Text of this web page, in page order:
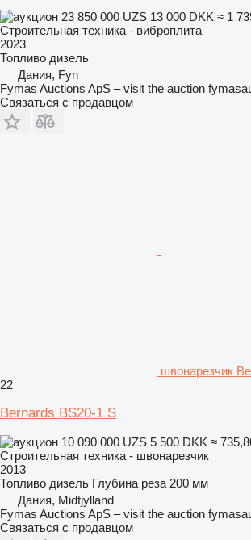
23 850 000 UZS 13 000 DKK ≈ 1
Строительная техника - виброплита
2023
Топливо дизель
Дания, Fyn
Fymas Auctions ApS – visit the auction
Связаться с продавцом
швонарезчик
22
Bernards BS20-1 S
10 090 000 UZS 5 500 DKK ≈
Строительная техника - швонарезчик
2013
Топливо дизель Глубина реза 200 мм
Дания, Midtjylland
Fymas Auctions ApS – visit the auction
Связаться с продавцом